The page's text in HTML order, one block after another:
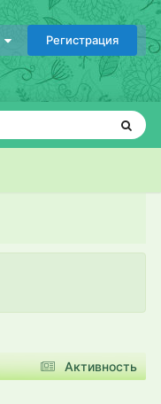
Регистрация
Активность